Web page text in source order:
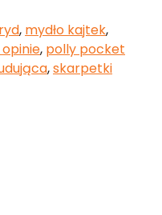
, mydło kajtek,
, polly pocket
,skarpetki